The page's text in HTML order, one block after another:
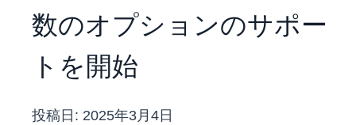
数のオプションのサポー
トを開始
投稿日: 2025年3月4日